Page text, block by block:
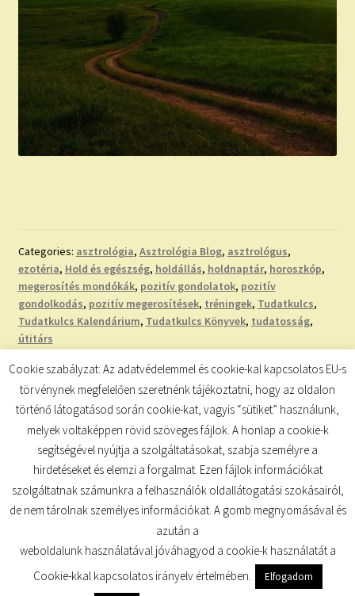
Categories: asztrológia, Asztrológia Blog, asztrológus,
ezotéria, Hold és egészség, holdállás, holdnaptár, horoszkóp,
megerosítés mondókák, pozitív gondolatok, pozitív
gondolkodás, pozitív megerosítések, tréningek, Tudatkulcs,
Tudatkulcs Kalendárium, Tudatkulcs Könyvek, tudatosság,
útitárs
hála mantrák,jólét,pénz,pénzáramlást segítő kristályok,
szászoros teremtő nap, telihold a Bika jegyében
© TUDATKULCS 2026
Cookie szabályzat: Az adatvédelemmel és cookie-kal kapcsolatos EU-s
törvénynek megfelelően szeretnénk tájékoztatni, hogy az oldalon
történő látogatásod során cookie-kat, vagyis “sütiket” használunk,
melyek voltaképpen rövid szöveges fájlok. A honlap a cookie-k
segítségével nyújtja a szolgáltatásokat, szabja személyre a
hirdetéseket és elemzi a forgalmat. Ezen fájlok információkat
szolgáltatnak számunkra a felhasználók oldallátogatási szokásairól,
de nem tárolnak személyes információkat. A gomb megnyomásával és
azután a
weboldalunk használatával jóváhagyod a cookie-k használatát a
Cookie-kkal kapcsolatos irányelv értelmében.
Elfogadom